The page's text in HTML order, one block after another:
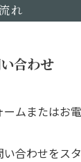
れ
合わせ
ムまたはお
合わせをス